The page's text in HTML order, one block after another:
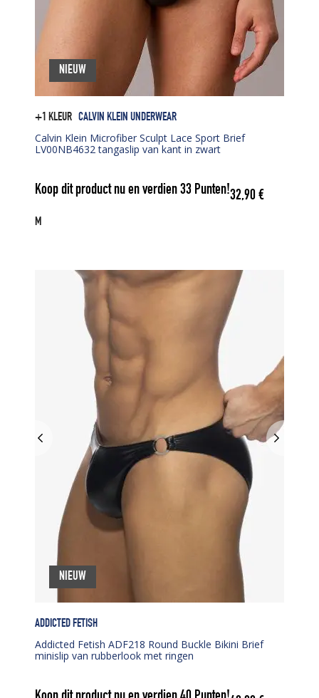
+1 KLEUR CALVIN KLEIN UNDERWEAR
Calvin Klein Microfiber Sculpt Lace Sport Brief
LV00NB4632 tangaslip van kant in zwart
Koop dit product nu en verdien33 Punten!32,90€
M
NIEUW
ADDICTED FETISH
Addicted Fetish ADF218 Round Buckle Bikini Brief
minislip van rubberlook met ringen
NIEUW